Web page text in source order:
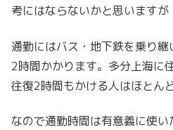
考にはならないかと思います
通勤にはバス・地下鉄を乗り
2時間かかります。多分上海に
往復2時間もかける人はほとん
なので通勤時間は有意義に使